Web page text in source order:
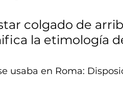
colgado de
la etimología
usaba en Roma: